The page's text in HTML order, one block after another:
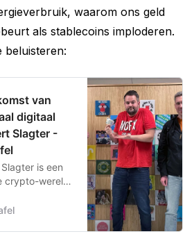
waarom ons geld
als stablecoins imploderen.
beluisteren:
van
digitaal
Slagter -
is een
crypto-wereld.
bij Bitcoin